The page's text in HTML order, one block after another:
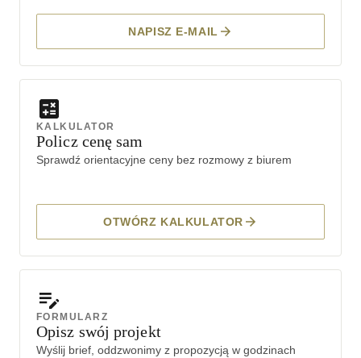
NAPISZ E-MAIL
KALKULATOR
Policz cenę sam
Sprawdź orientacyjne ceny bez rozmowy z biurem
OTWÓRZ KALKULATOR
FORMULARZ
Opisz swój projekt
Wyślij brief, oddzwonimy z propozycją w godzinach